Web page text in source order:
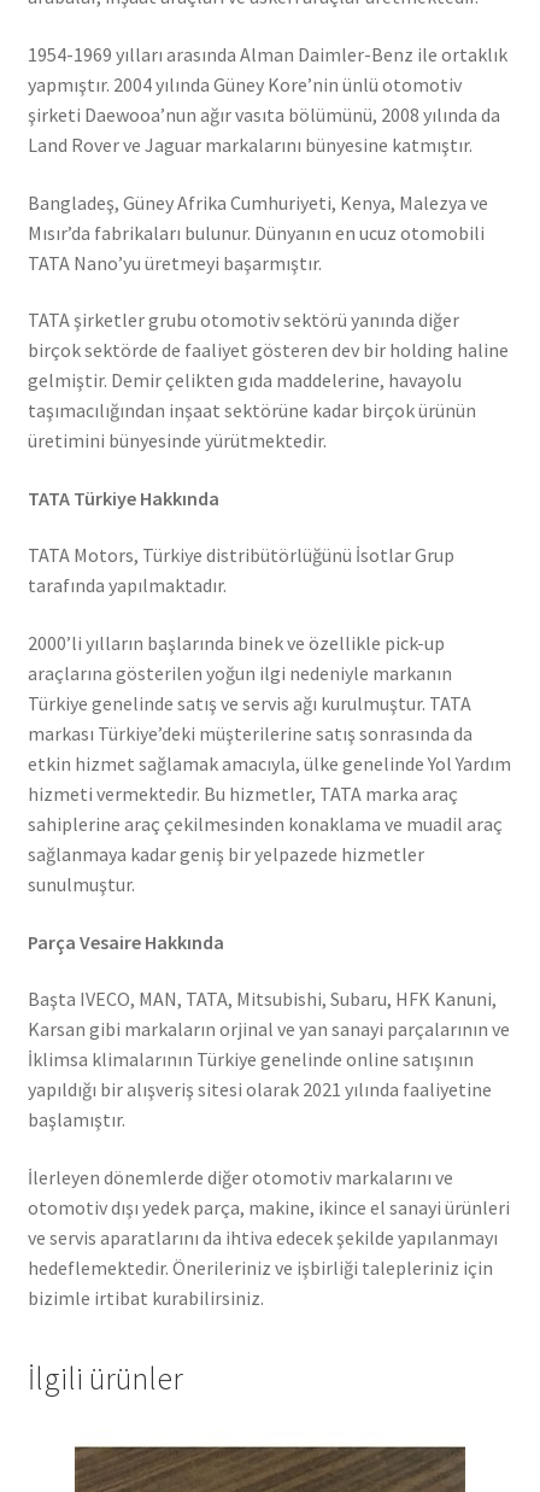
1954-1969 yılları arasında Alman Daimler-Benz ile ortaklık
yapmıştır. 2004 yılında Güney Kore’nin ünlü otomotiv
şirketi Daewooa’nun ağır vasıta bölümünü, 2008 yılında da
Land Rover ve Jaguar markalarını bünyesine katmıştır.
Bangladeş, Güney Afrika Cumhuriyeti, Kenya, Malezya ve
Mısır’da fabrikaları bulunur. Dünyanın en ucuz otomobili
TATA Nano’yu üretmeyi başarmıştır.
TATA şirketler grubu otomotiv sektörü yanında diğer
birçok sektörde de faaliyet gösteren dev bir holding haline
gelmiştir. Demir çelikten gıda maddelerine, havayolu
taşımacılığından inşaat sektörüne kadar birçok ürünün
üretimini bünyesinde yürütmektedir.
TATA Türkiye Hakkında
TATA Motors, Türkiye distribütörlüğünü İsotlar Grup
tarafında yapılmaktadır.
2000’li yılların başlarında binek ve özellikle pick-up
araçlarına gösterilen yoğun ilgi nedeniyle markanın
Türkiye genelinde satış ve servis ağı kurulmuştur. TATA
markası Türkiye’deki müşterilerine satış sonrasında da
etkin hizmet sağlamak amacıyla, ülke genelinde Yol Yardım
hizmeti vermektedir. Bu hizmetler, TATA marka araç
sahiplerine araç çekilmesinden konaklama ve muadil araç
sağlanmaya kadar geniş bir yelpazede hizmetler
sunulmuştur.
Parça Vesaire Hakkında
Başta IVECO, MAN, TATA, Mitsubishi, Subaru, HFK Kanuni,
Karsan gibi markaların orjinal ve yan sanayi parçalarının ve
İklimsa klimalarının Türkiye genelinde online satışının
yapıldığı bir alışveriş sitesi olarak 2021 yılında faaliyetine
başlamıştır.
İlerleyen dönemlerde diğer otomotiv markalarını ve
otomotiv dışı yedek parça, makine, ikince el sanayi ürünleri
ve servis aparatlarını da ihtiva edecek şekilde yapılanmayı
hedeflemektedir. Önerileriniz ve işbirliği talepleriniz için
bizimle irtibat kurabilirsiniz.
İlgili ürünler